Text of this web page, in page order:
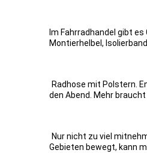
Im Fahrradhandel gibt
Montierhelbel,
Radhose mit Polstern.
den Abend. Mehr
Nur nicht zu viel
Gebieten bewegt, kann